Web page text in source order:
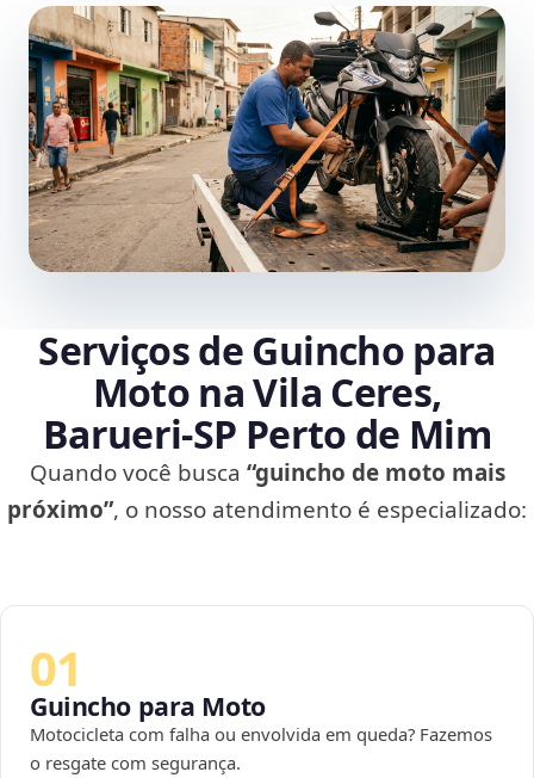
Serviços de Guincho para
Moto na Vila Ceres,
Barueri‑SP Perto de Mim
Quando você busca “guincho de moto mais
próximo”, o nosso atendimento é especializado:
01
Guincho para Moto
Motocicleta com falha ou envolvida em queda? Fazemos
o resgate com segurança.